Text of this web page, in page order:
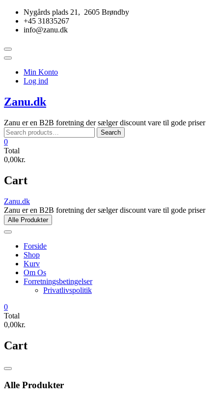
Skip
content
Nygårds plads 21, 2605 Brøndby
+45 31835267
info@zanu.dk
Topbar
Menu
Min Konto
Log ind
Zanu.dk
Zanu er en B2B foretning der sælger discount vare til gode priser
Search
for:
Search
0
Total
0,00kr.
Cart
Zanu.dk
Zanu er en B2B foretning der sælger discount vare til gode priser
Alle Produkter
Forside
Shop
Kurv
Om Os
Forretningsbetingelser
Privatlivspolitik
0
Total
0,00kr.
Cart
Catalog
Alle Produkter